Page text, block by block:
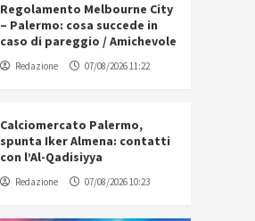
Regolamento Melbourne City
– Palermo: cosa succede in
caso di pareggio / Amichevole
Redazione 07/08/2026 11:22
Calciomercato Palermo,
spunta Iker Almena: contatti
con l’Al-Qadisiyya
Redazione 07/08/2026 10:23